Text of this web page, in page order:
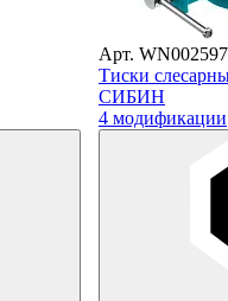
Арт.
Тиски
СИБИН
4 модификации